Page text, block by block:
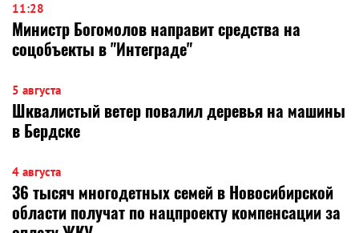
11:28
Министр Богомолов направит средства на
соцобъекты в "Интеграде"
5 августа
Шквалистый ветер повалил деревья на машины
в Бердске
4 августа
36 тысяч многодетных семей в Новосибирской
области получат по нацпроекту компенсации за